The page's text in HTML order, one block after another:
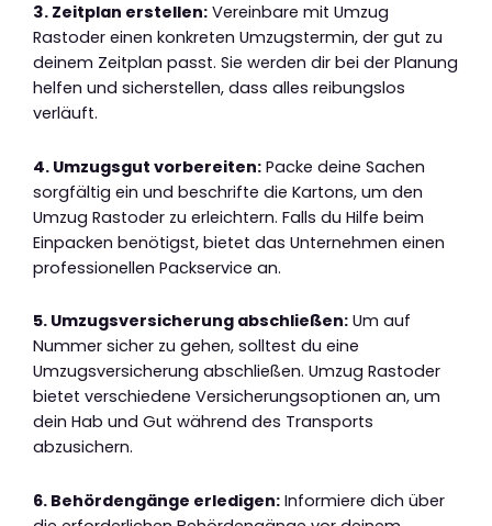
3. Zeitplan erstellen: Vereinbare mit Umzug
Rastoder einen konkreten Umzugstermin, der gut zu
deinem Zeitplan passt. Sie werden dir bei der Planung
helfen und sicherstellen, dass alles reibungslos
verläuft.
4. Umzugsgut vorbereiten: Packe deine Sachen
sorgfältig ein und beschrifte die Kartons, um den
Umzug Rastoder zu erleichtern. Falls du Hilfe beim
Einpacken benötigst, bietet das Unternehmen einen
professionellen Packservice an.
5. Umzugsversicherung abschließen: Um auf
Nummer sicher zu gehen, solltest du eine
Umzugsversicherung abschließen. Umzug Rastoder
bietet verschiedene Versicherungsoptionen an, um
dein Hab und Gut während des Transports
abzusichern.
6. Behördengänge erledigen: Informiere dich über